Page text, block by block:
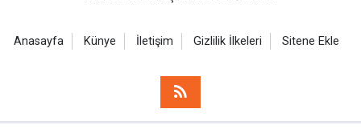
Anasayfa Künye İletişim Gizlilik İlkeleri Sitene Ekle